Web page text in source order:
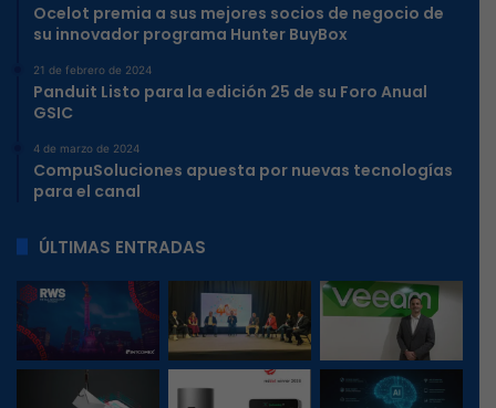
Ocelot premia a sus mejores socios de negocio de
su innovador programa Hunter BuyBox
21 de febrero de 2024
Panduit Listo para la edición 25 de su Foro Anual
GSIC
4 de marzo de 2024
CompuSoluciones apuesta por nuevas tecnologías
para el canal
ÚLTIMAS ENTRADAS